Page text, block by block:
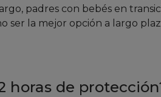
padres con bebés en
ser la mejor opción a largo
horas de